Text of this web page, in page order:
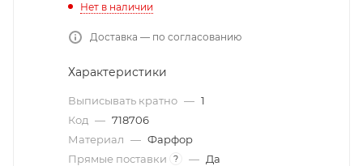
Нет в наличии
Доставка — по согласованию
Характеристики
Выписывать кратно — 1
Код — 718706
Материал — Фарфор
Прямые поставки
? — Да